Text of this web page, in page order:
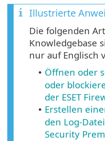
Illustrierte
Die folgenden
Knowledgebase
nur auf Englisch
• Öffnen oder
oder
der ESET
• Erstellen
den Log-
Security